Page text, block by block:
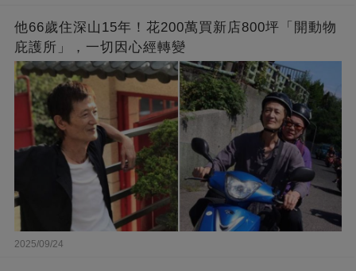
他66歲住深山15年！花200萬買新店800坪「開動物
庇護所」，一切因心經轉變
2025/09/24